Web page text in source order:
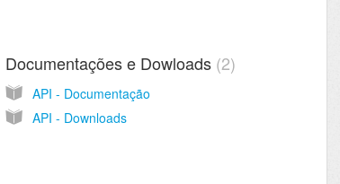
Documentações e Dowloads 2
API - Documentação
API - Downloads